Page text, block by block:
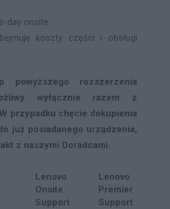
day onsite
koszty części i obsługi
powyższego rozszerzenia
wyłącznie razem z
przypadku chęcie dokupienia
już posiadanego urządzenia,
z naszymi Doradcami.
Lenovo
Onsite
Support
Lenovo
Premier
Support